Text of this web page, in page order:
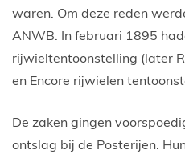
waren. Om deze reden
ANWB. In februari 1895
rijwieltentoonstelling (later
en Encore rijwielen
De zaken gingen
ontslag bij de Posterijen.